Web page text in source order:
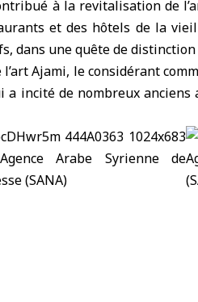
à la revitalisation de
et des hôtels de la
dans une quête de
Ajami, le considérant
a incité de nombreux